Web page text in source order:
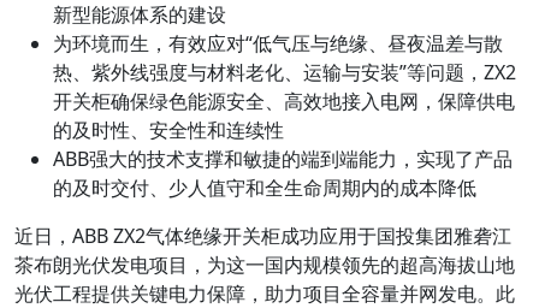
新型能源体系的建设
为环境而生，有效应对“低气压与绝缘、昼夜温差与散
热、紫外线强度与材料老化、运输与安装”等问题，ZX2
开关柜确保绿色能源安全、高效地接入电网，保障供电
的及时性、安全性和连续性
ABB强大的技术支撑和敏捷的端到端能力，实现了产品
的及时交付、少人值守和全生命周期内的成本降低
近日，ABB ZX2气体绝缘开关柜成功应用于国投集团雅砻江
茶布朗光伏发电项目，为这一国内规模领先的超高海拔山地
光伏工程提供关键电力保障，助力项目全容量并网发电。此